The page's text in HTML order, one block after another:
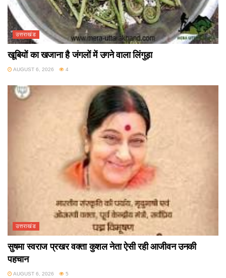
उत्तराखंड
खूबियों का खजाना है जंगलों में उगने वाला लिंगुड़ा
AUGUST 6, 2026 4
उत्तराखंड
सुषमा स्वराज प्रखर वक्ता कुशल नेता ऐसी रही आजीवन उनकी
पहचान
AUGUST 6, 2026 5